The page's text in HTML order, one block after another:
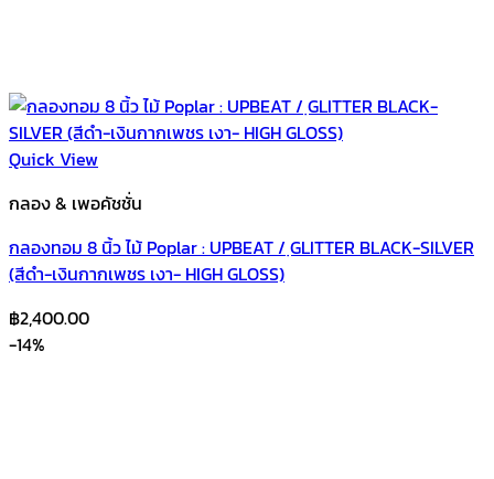
Quick View
กลอง & เพอคัชชั่น
กลองทอม 8 นิ้ว ไม้ Poplar : UPBEAT / ฺGLITTER BLACK-SILVER
(สีดำ-เงินกากเพชร เงา- HIGH GLOSS)
฿2,400.00
-14%